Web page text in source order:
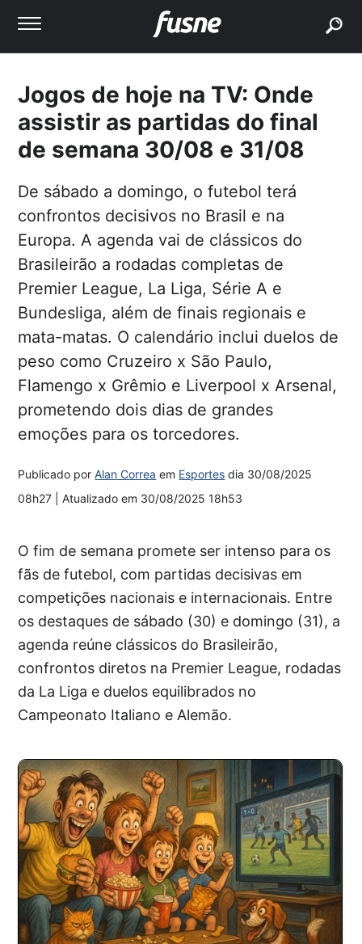
Jogos de hoje na TV: Onde
assistir as partidas do final
de semana 30/08 e 31/08
De sábado a domingo, o futebol terá
confrontos decisivos no Brasil e na
Europa. A agenda vai de clássicos do
Brasileirão a rodadas completas de
Premier League, La Liga, Série A e
Bundesliga, além de finais regionais e
mata-matas. O calendário inclui duelos de
peso como Cruzeiro x São Paulo,
Flamengo x Grêmio e Liverpool x Arsenal,
prometendo dois dias de grandes
emoções para os torcedores.
Publicado porAlan Correa em Esportes dia 30/08/2025
08h27
| Atualizado em 30/08/2025 18h53
O fim de semana promete ser intenso para os
fãs de futebol, com partidas decisivas em
competições nacionais e internacionais. Entre
os destaques de sábado (30) e domingo (31), a
agenda reúne clássicos do Brasileirão,
confrontos diretos na Premier League, rodadas
da La Liga e duelos equilibrados no
Campeonato Italiano e Alemão.